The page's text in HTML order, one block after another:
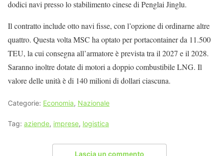
dodici navi presso lo stabilimento cinese di Penglai Jinglu.
Il contratto include otto navi fisse, con l’opzione di ordinarne altre
quattro. Questa volta MSC ha optato per portacontainer da 11.500
TEU, la cui consegna all’armatore è prevista tra il 2027 e il 2028.
Saranno inoltre dotate di motori a doppio combustibile LNG. Il
valore delle unità è di 140 milioni di dollari ciascuna.
Categorie: Economia, Nazionale
Tag: aziende, imprese, logistica
Lascia un commento